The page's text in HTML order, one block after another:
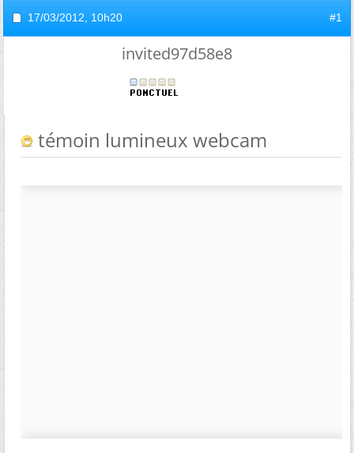
17/03/2012, 10h20 #1
invited97d58e8
témoin lumineux webcam